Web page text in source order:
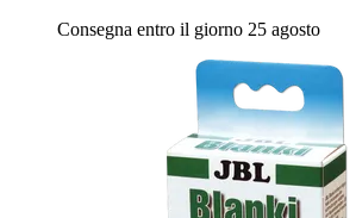
Consegna entro il giorno 25 agosto